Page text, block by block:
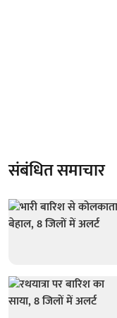
संबंधित समाचार